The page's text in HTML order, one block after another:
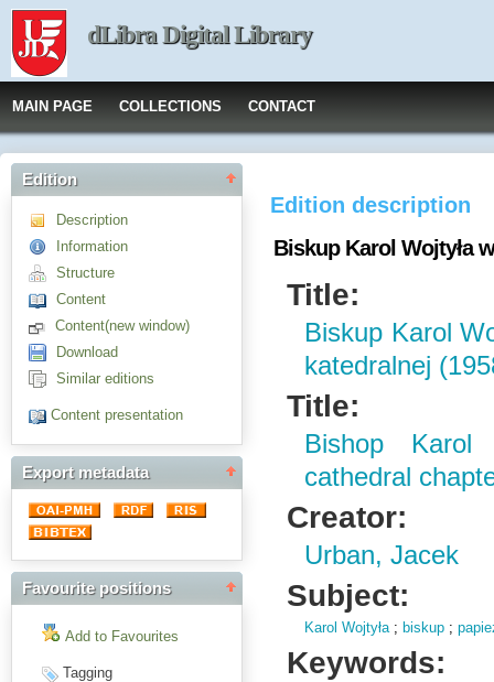
dLibra Digital Library
MAIN PAGE COLLECTIONS CONTACT
Edition
Description
Information
Structure
Content
Content(new window)
Download
Similar editions
Content presentation
Export metadata
Favourite positions
Add to Favourites
Tagging
Edition description
Biskup Karol Wojtyła
Title:
Biskup Karol
katedralnej
Title:
Bishop
cathedral
Creator:
Urban, Jacek
Subject:
Karol Wojtyła; biskup ;
Keywords: